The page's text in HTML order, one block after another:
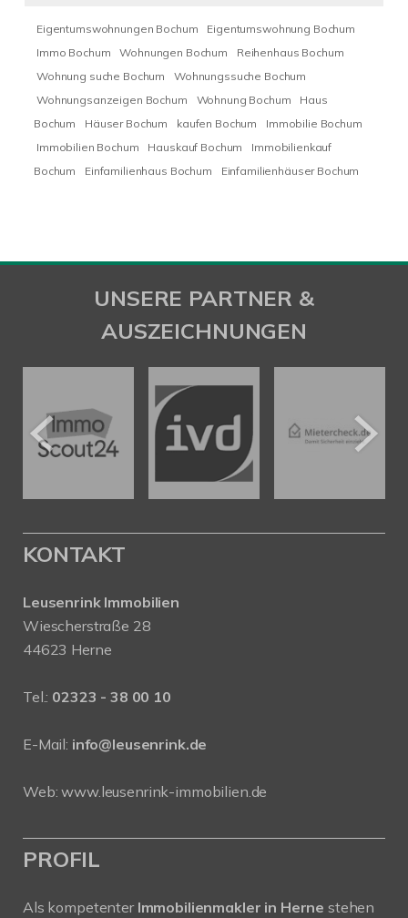
Eigentumswohnungen Bochum
Eigentumswohnung Bochum
Immo Bochum
Wohnungen Bochum
Reihenhaus Bochum
Wohnung suche Bochum
Wohnungssuche Bochum
Wohnungsanzeigen Bochum
Wohnung Bochum
Haus
Bochum
Häuser Bochum kaufen Bochum
Immobilie Bochum
Immobilien Bochum
Hauskauf Bochum
Immobilienkauf
Bochum
Einfamilienhaus Bochum Einfamilienhäuser Bochum
UNSERE PARTNER &
AUSZEICHNUNGEN
KONTAKT
Leusenrink Immobilien
Wiescherstraße 28
44623 Herne
Tel.: 02323 - 38 00 10
E-Mail: info@leusenrink.de
Web:www.leusenrink-immobilien.de
PROFIL
Als kompetenter Immobilienmakler in Herne stehen